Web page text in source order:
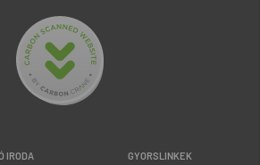
IRODA GYORSLINKEK